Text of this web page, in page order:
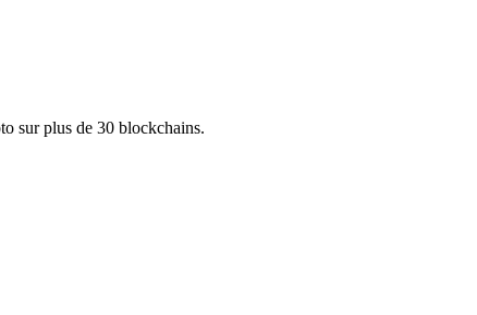
sur plus de 30 blockchains.